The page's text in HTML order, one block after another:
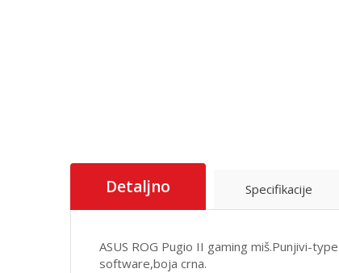
Detaljno Specifikacije
ASUS ROG Pugio II gaming miš.Punjivi-
software,boja crna.